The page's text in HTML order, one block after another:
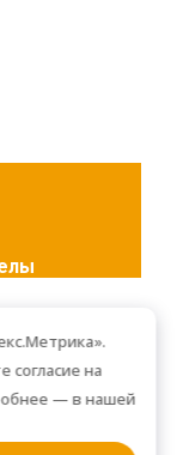
согласие на
— в нашей